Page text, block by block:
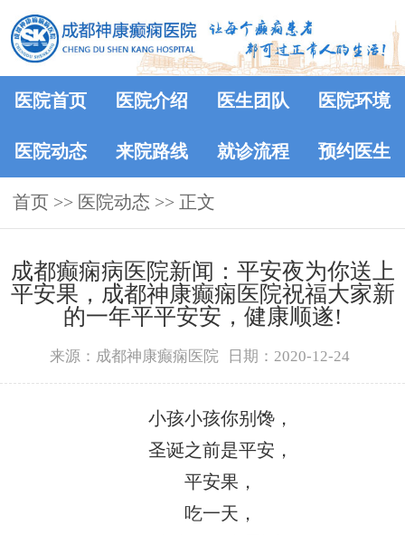
医院首页 医院介绍 医生团队 医院环境
医院动态 来院路线 就诊流程 预约医生
首页 >> 医院动态 >> 正文
成都癫痫病医院新闻：平安夜为你送上
平安果，成都神康癫痫医院祝福大家新
的一年平平安安，健康顺遂!
来源：成都神康癫痫医院 日期：2020-12-24
小孩小孩你别馋，
圣诞之前是平安，
平安果，
吃一天，